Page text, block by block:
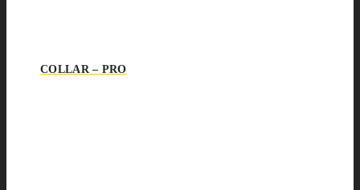
COLLAR – PRO